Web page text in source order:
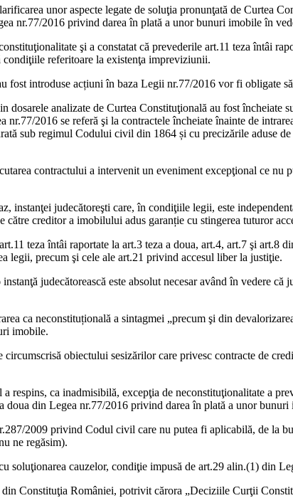
unor aspecte legate de soluţia pronunţată de Curtea
nr.77/2016 privind darea în plată a unor bunuri imobile în
şi a constatat că prevederile art.11 teza întâi
condiţiile referitoare la existenţa impreviziunii.
fost introduse acțiuni în baza Legii nr.77/2016 vor fi obligate
dosarele analizate de Curtea Constituţională au fost
nr.77/2016 se referă şi la contractele încheiate înainte de
sub regimul Codului civil din 1864 și cu precizările aduse
contractului a intervenit un eveniment excepţional ce
instanţei judecătoreşti care, în condiţiile legii, este
către creditor a imobilului adus garanție cu stingerea tuturor
teza întâi raportate la art.3 teza a doua, art.4, art.7 şi art.8
legii, precum şi cele ale art.21 privind accesul liber la justiţie.
judecătorească este absolut necesar având în vedere
ca neconstituțională a sintagmei „precum şi din
imobile.
circumscrisă obiectului sesizărilor care privesc contracte de
respins, ca inadmisibilă, excepţia de neconstituţionalitate a
doua din Legea nr.77/2016 privind darea în plată a unor
2009 privind Codul civil care nu putea fi aplicabilă, de la
ne regăsim).
soluţionarea cauzelor, condiţie impusă de art.29 alin.(1) din
din Constituţia României, potrivit cărora „Deciziile Curţii